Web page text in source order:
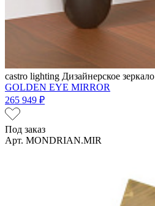
castro lighting Дизайнерское зеркало
GOLDEN EYE MIRROR
265 949 ₽
Под заказ
Арт. MONDRIAN.MIR